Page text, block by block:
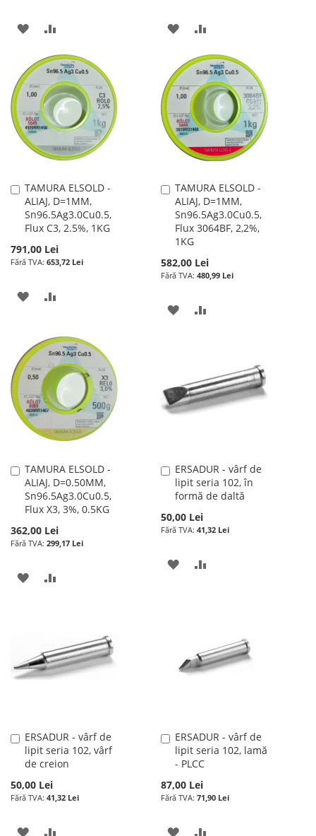
ADAUGATI
LISTA
DE
DORINTE
PENTRU
COMPARARE
ADAUGATI
LISTA
DE
DORINTE
PENTRU
COMPARARE
TAMURA ELSOLD -
ALIAJ, D=1MM,
Sn96.5Ag3.0Cu0.5,
Flux C3, 2.5%, 1KG
791,00 Lei
653,72 Lei
Adauga
în
cos
ADAUGATI
LISTA
DE
DORINTE
COMPARARE
TAMURA ELSOLD -
ALIAJ, D=1MM,
Sn96.5Ag3.0Cu0.5,
Flux 3064BF, 2,2%,
1KG
582,00 Lei
480,99 Lei
Adauga
în
cos
ADAUGATI
DE
DORINTE
TAMURA ELSOLD -
ALIAJ, D=0.50MM,
Sn96.5Ag3.0Cu0.5,
Flux X3, 3%, 0.5KG
362,00 Lei
299,17 Lei
Adauga
în
cos
ADAUGATI
DE
DORINTE
ERSADUR - vârf de
lipit seria 102, în
formă de daltă
50,00 Lei
41,32 Lei
Adauga
în
cos
ADAUGATI
DORINTE
ERSADUR - vârf de
lipit seria 102, vârf
de creion
50,00 Lei
41,32 Lei
Adauga
în
cos
ADAUGATI
ERSADUR - vârf de
lipit seria 102, lamă
- PLCC
87,00 Lei
71,90 Lei
Adauga
în
cos
ADAUGATI